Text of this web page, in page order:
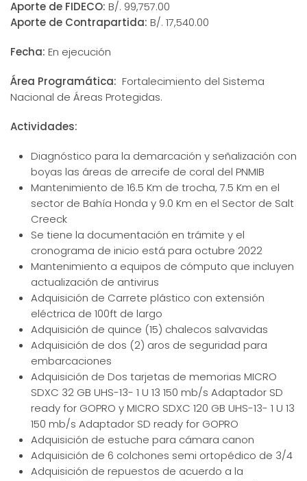
Aporte de FIDECO: B/. 99,757.00
Aporte de Contrapartida: B/. 17,540.00
Fecha: En ejecución
Área Programática: Fortalecimiento del Sistema
Nacional de Áreas Protegidas.
Actividades:
Diagnóstico para la demarcación y señalización con
boyas las áreas de arrecife de coral del PNMIB
Mantenimiento de 16.5 Km de trocha, 7.5 Km en el
sector de Bahía Honda y 9.0 Km en el Sector de Salt
Creeck
Se tiene la documentación en trámite y el
cronograma de inicio está para octubre 2022
Mantenimiento a equipos de cómputo que incluyen
actualización de antivirus
Adquisición de Carrete plástico con extensión
eléctrica de 100ft de largo
Adquisición de quince (15) chalecos salvavidas
Adquisición de dos (2) aros de seguridad para
embarcaciones
Adquisición de Dos tarjetas de memorias MICRO
SDXC 32 GB UHS-13- 1 U 13 150 mb/s Adaptador SD
ready for GOPRO y MICRO SDXC 120 GB UHS-13- 1 U 13
150 mb/s Adaptador SD ready for GOPRO
Adquisición de estuche para cámara canon
Adquisición de 6 colchones semi ortopédico de 3/4
Adquisición de repuestos de acuerdo a la